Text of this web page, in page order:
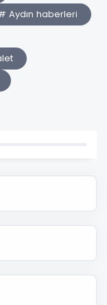
Aydın haberleri